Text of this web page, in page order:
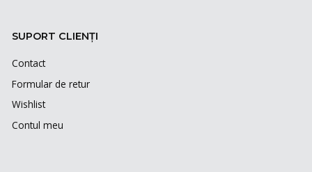
SUPORT CLIENȚI
Contact
Formular de retur
Wishlist
Contul meu